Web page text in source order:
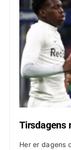
Tirsdagens
Her er dagens